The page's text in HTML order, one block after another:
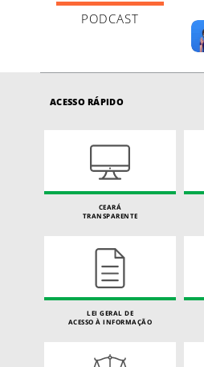
PODCAST
ACESSO RÁPIDO
CEARÁ
TRANSPARENTE
LEI GERAL DE
ACESSO À INFORMAÇÃO